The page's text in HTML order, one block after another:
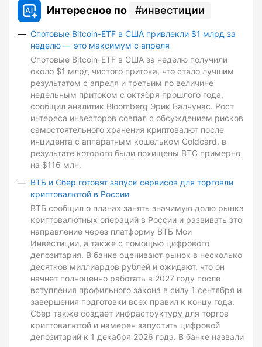
Интересное по инвестиции
Спотовые Bitcoin-ETF в США привлекли $1 млрд за
неделю — это максимум с апреля
Спотовые Bitcoin-ETF в США за неделю получили
около $1 млрд чистого притока, что стало лучшим
результатом с апреля и третьим по величине
недельным притоком с октября прошлого года,
сообщил аналитик Bloomberg Эрик Балчунас. Рост
интереса инвесторов совпал с обсуждением рисков
самостоятельного хранения криптовалют после
инцидента с аппаратным кошельком Coldcard, в
результате которого были похищены BTC примерно
на $116 млн.
ВТБ и Сбер готовят запуск сервисов для торговли
криптовалютой в России
ВТБ сообщил о планах занять значимую долю рынка
криптовалютных операций в России и развивать это
направление через платформу ВТБ Мои
Инвестиции, а также с помощью цифрового
депозитария. В банке оценивают рынок в несколько
десятков миллиардов рублей и ожидают, что он
начнет полноценно работать в 2027 году после
вступления профильного закона в силу 1 сентября и
завершения подготовки всех правил к концу года.
Сбер также создает инфраструктуру для торгов
криптовалютой и намерен запустить цифровой
депозитарий к 1 декабря 2026 года. В банке назвали